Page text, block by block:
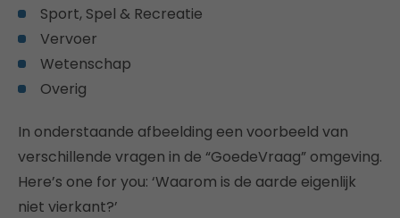
Sport, Spel & Recreatie
Vervoer
Wetenschap
Overig
In onderstaande afbeelding een voorbeeld van
verschillende vragen in de “GoedeVraag” omgeving.
Here’s one for you: ‘Waarom is de aarde eigenlijk
niet vierkant?’